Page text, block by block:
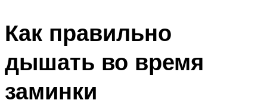
Как правильно
дышать во время
заминки